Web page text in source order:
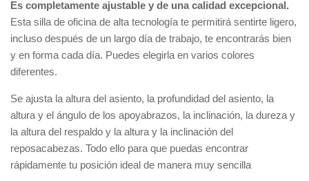
Es completamente ajustable y de una calidad excepcional.
Esta silla de oficina de alta tecnología te permitirá sentirte ligero,
incluso después de un largo día de trabajo, te encontrarás bien
y en forma cada día. Puedes elegirla en varios colores
diferentes.
Se ajusta la altura del asiento, la profundidad del asiento, la
altura y el ángulo de los apoyabrazos, la inclinación, la dureza y
la altura del respaldo y la altura y la inclinación del
reposacabezas. Todo ello para que puedas encontrar
rápidamente tu posición ideal de manera muy sencilla